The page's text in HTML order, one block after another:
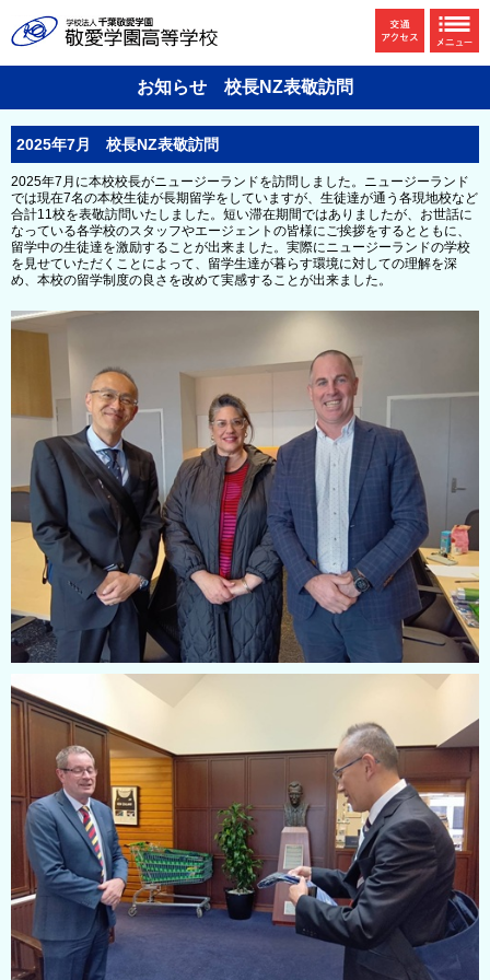
お知らせ 校長NZ表敬訪問
2025年7月 校長NZ表敬訪問
2025年7月に本校校長がニュージーランドを訪問しました。ニュージーランド
では現在7名の本校生徒が長期留学をしていますが、生徒達が通う各現地校など
合計11校を表敬訪問いたしました。短い滞在期間ではありましたが、お世話に
なっている各学校のスタッフやエージェントの皆様にご挨拶をするとともに、
留学中の生徒達を激励することが出来ました。実際にニュージーランドの学校
を見せていただくことによって、留学生達が暮らす環境に対しての理解を深
め、本校の留学制度の良さを改めて実感することが出来ました。